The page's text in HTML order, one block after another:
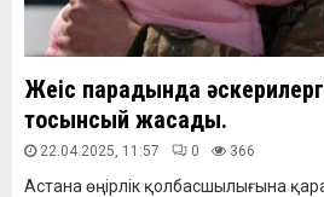
Жеңіс парадында
тосынсый жасады.
22.04.2025, 11:57 0 366
Астана өңірлік қолбасшылығына